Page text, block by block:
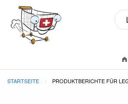
STARTSEITE PRODUKTBERICHTE FÜR